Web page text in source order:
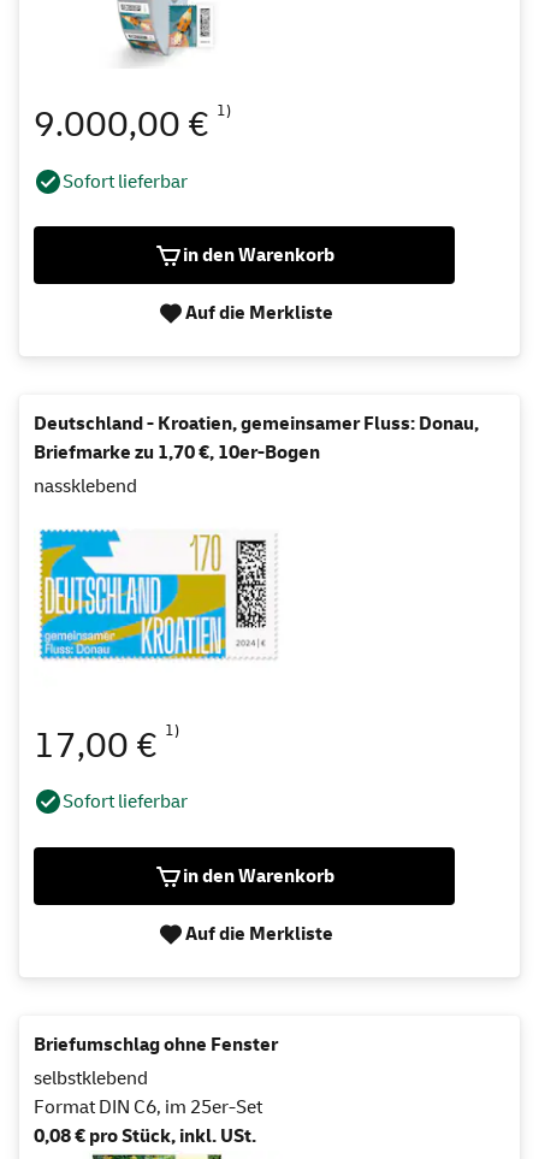
9.000,00 € 1)
Sofort lieferbar
in den Warenkorb
Auf die Merkliste
Deutschland - Kroatien, gemeinsamer Fluss: Donau,
Briefmarke zu 1,70 €, 10er-Bogen
nassklebend
17,00 € 1)
Sofort lieferbar
in den Warenkorb
Auf die Merkliste
Briefumschlag ohne Fenster
selbstklebend
Format DIN C6, im 25er-Set
0,08 € pro Stück, inkl. USt.